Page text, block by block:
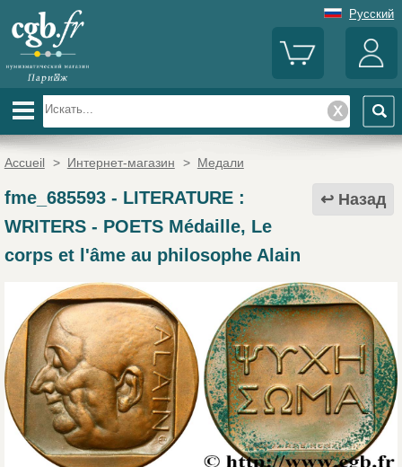
Русский
Accueil > Интернет-магазин > Медали
Назад
fme_685593- LITERATURE :
WRITERS - POETS Médaille, Le
corps et l'âme au philosophe Alain